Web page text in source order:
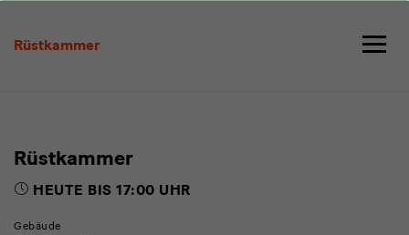
Rüstkammer
Rüstkammer
HEUTE BIS 17:00 UHR
Gebäude